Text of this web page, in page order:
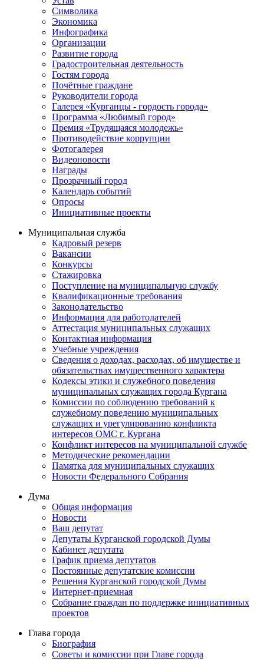
Символика
Экономика
Инфографика
Организации
Развитие города
Градостроительная деятельность
Гостям города
Почётные граждане
Руководители города
Галерея «Курганцы - гордость города»
Программа «Любимый город»
Премия «Трудящаяся молодежь»
Противодействие коррупции
Фотогалерея
Видеоновости
Награды
Прозрачный город
Календарь событий
Опросы
Инициативные проекты
Муниципальная служба
Кадровый резерв
Вакансии
Конкурсы
Стажировка
Поступление на муниципальную службу
Квалификационные требования
Законодательство
Информация для работодателей
Аттестация муниципальных служащих
Контактная информация
Учебные учреждения
Сведения о доходах, расходах, об имуществе и
обязательствах имущественного характера
Кодексы этики и служебного поведения
муниципальных служащих города Кургана
Комиссии по соблюдению требований к
служебному поведению муниципальных
служащих и урегулированию конфликта
интересов ОМС г. Кургана
Конфликт интересов на муниципальной службе
Методические рекомендации
Памятка для муниципальных служащих
Новости Федерального Cобрания
Дума
Общая информация
Новости
Ваш депутат
Депутаты Курганской городской Думы
Кабинет депутата
График приема депутатов
Постоянные депутатские комиссии
Решения Курганской городской Думы
Интернет-приемная
Собрание граждан по поддержке инициативных
проектов
Глава города
Биография
Советы и комиссии при Главе города